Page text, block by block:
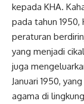
kepada KHA.
pada tahun 1950,
peraturan
yang menjadi
juga
Januari 1950,
agama di